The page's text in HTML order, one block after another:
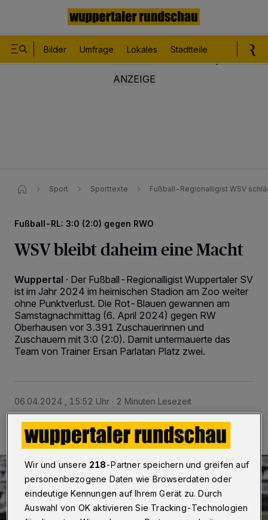
Bilder Umfrage Lokales Stadtteile
Sport Sporttexte Fußball-Regionalligist WSV
Fußball-RL: 3:0 (2:0) gegen RWO
WSV bleibt daheim eine Macht
Wuppertal · Der Fußball-Regionalligist Wuppertaler SV
ist im Jahr 2024 im heimischen Stadion am Zoo weiter
ohne Punktverlust. Die Rot-Blauen gewannen am
Samstagnachmittag (6. April 2024) gegen RW
Oberhausen vor 3.391 Zuschauerinnen und
Zuschauern mit 3:0 (2:0). Damit untermauerte das
Team von Trainer Ersan Parlatan Platz zwei.
06.04.2024 , 15:52 Uhr 2 Minuten Lesezeit
Wir und unsere 218-Partner speichern und greifen auf
personenbezogene Daten wie Browserdaten oder
eindeutige Kennungen auf Ihrem Gerät zu. Durch
Auswahl von OK aktivieren Sie Tracking-Technologien